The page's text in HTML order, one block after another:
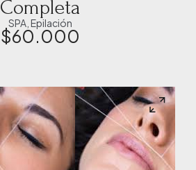
Completa
SPA Epilación
$60.000